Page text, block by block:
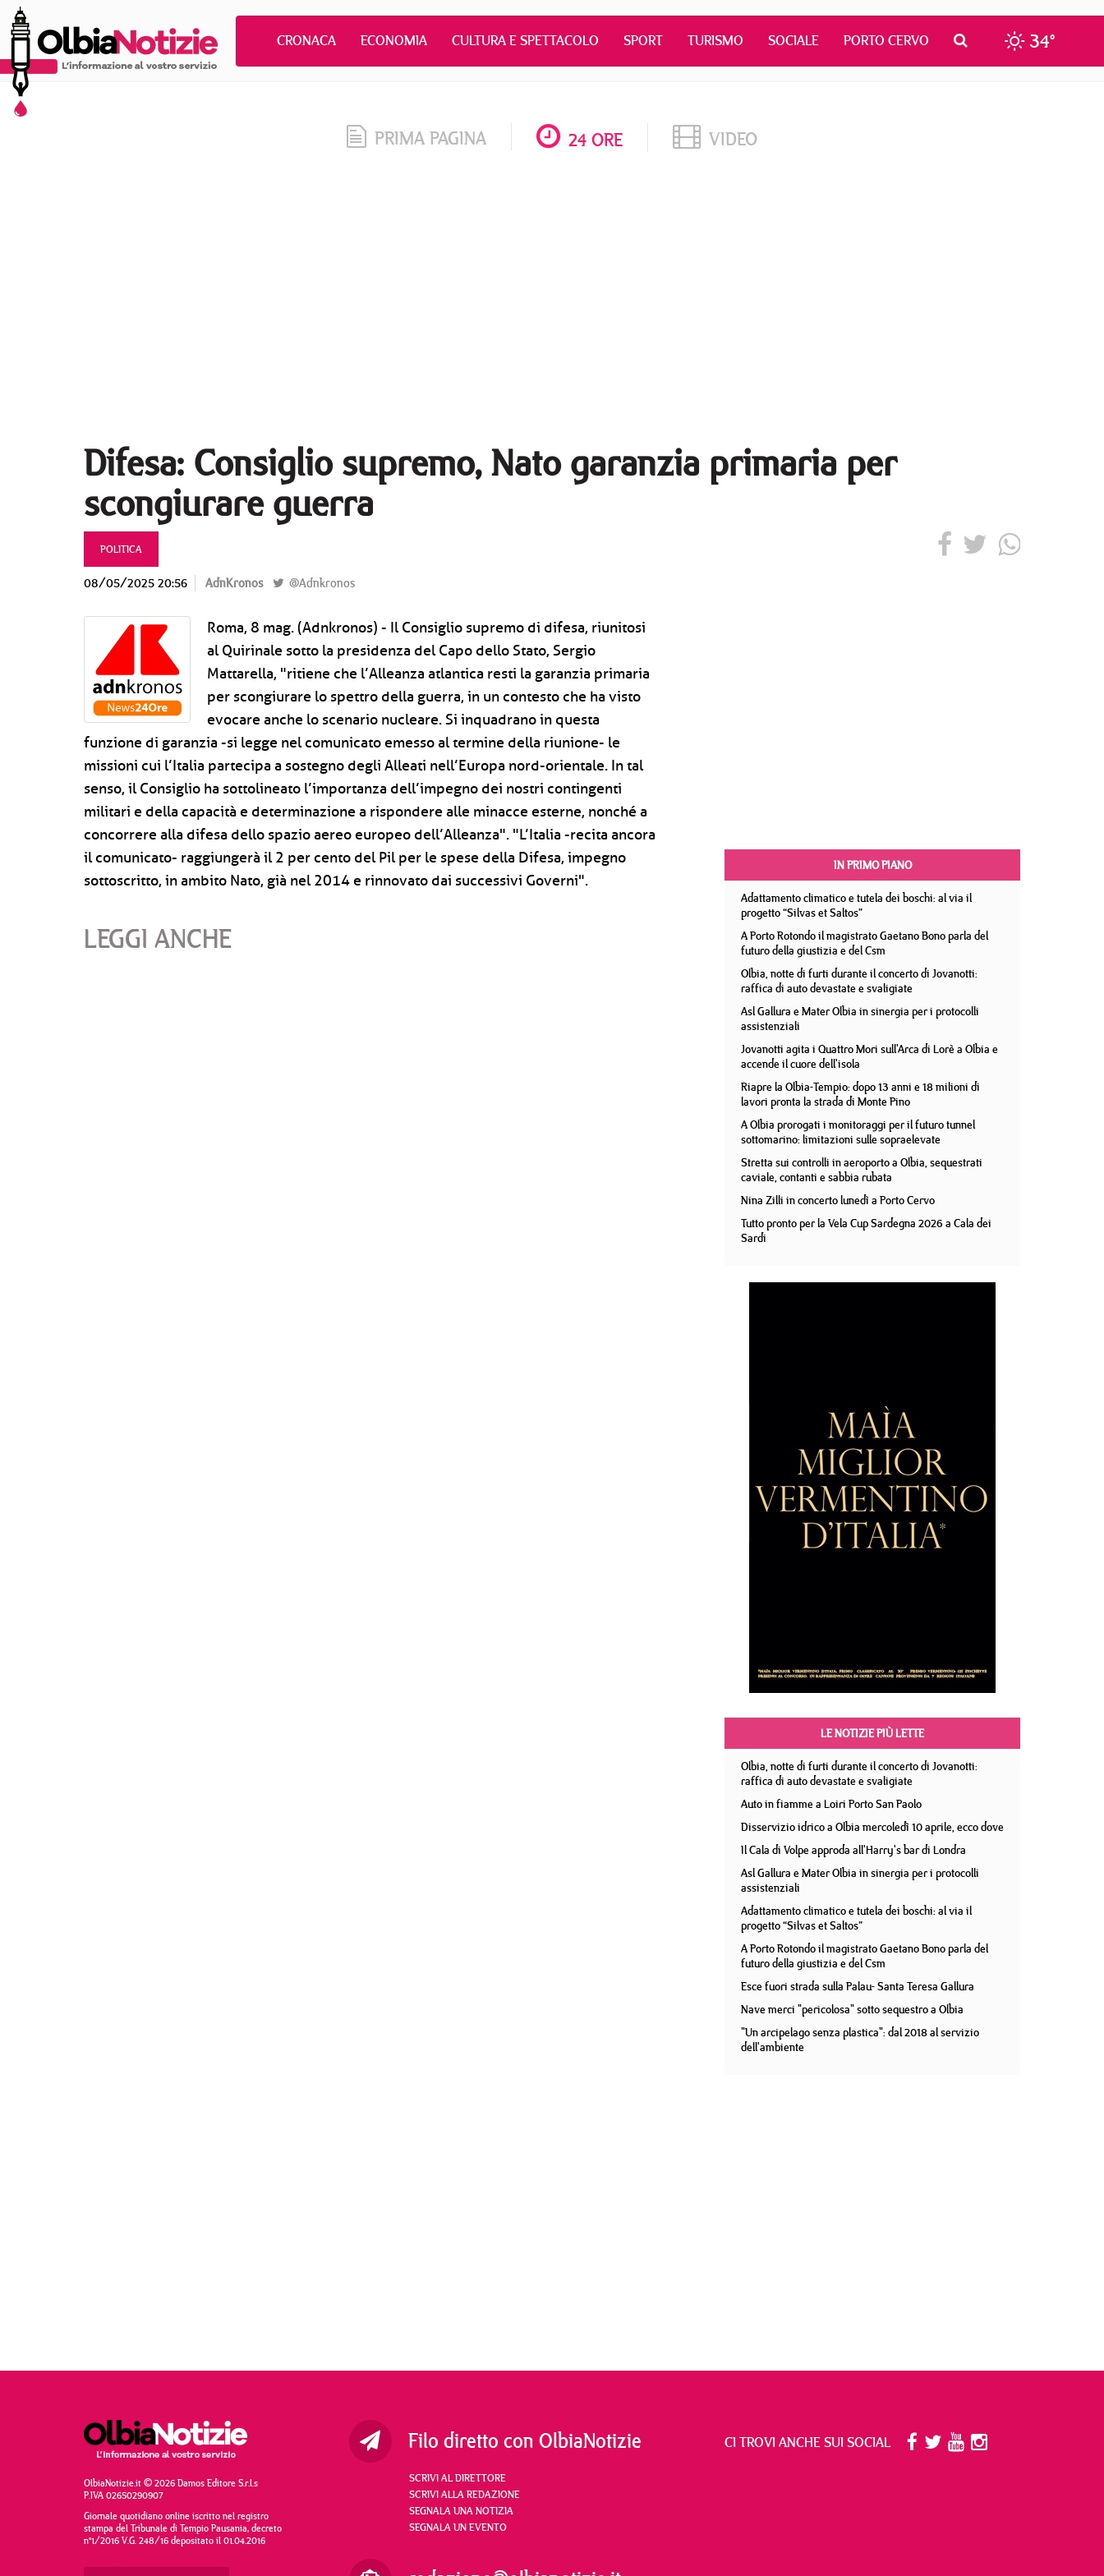
CRONACA ECONOMIA CULTURA E SPETTACOLO SPORT TURISMO SOCIALE PORTO CERVO 34°
PRIMA PAGINA 24 ORE VIDEO
Difesa: Consiglio supremo, Nato garanzia primaria per
scongiurare guerra
POLITICA
08/05/2025 20:56 AdnKronos @Adnkronos
Roma, 8 mag. (Adnkronos) - Il Consiglio supremo di difesa, riunitosi
al Quirinale sotto la presidenza del Capo dello Stato, Sergio
Mattarella, "ritiene che l’Alleanza atlantica resti la garanzia primaria
per scongiurare lo spettro della guerra, in un contesto che ha visto
evocare anche lo scenario nucleare. Si inquadrano in questa
funzione di garanzia -si legge nel comunicato emesso al termine della riunione- le
missioni cui l’Italia partecipa a sostegno degli Alleati nell’Europa nord-orientale. In tal
senso, il Consiglio ha sottolineato l’importanza dell’impegno dei nostri contingenti
militari e della capacità e determinazione a rispondere alle minacce esterne, nonché a
concorrere alla difesa dello spazio aereo europeo dell’Alleanza". "L’Italia -recita ancora
il comunicato- raggiungerà il 2 per cento del Pil per le spese della Difesa, impegno
sottoscritto, in ambito Nato, già nel 2014 e rinnovato dai successivi Governi".
LEGGI ANCHE
IN PRIMO PIANO
Adattamento climatico e tutela dei boschi: al via il
progetto “Silvas et Saltos”
A Porto Rotondo il magistrato Gaetano Bono parla del
futuro della giustizia e del Csm
Olbia, notte di furti durante il concerto di Jovanotti:
raffica di auto devastate e svaligiate
Asl Gallura e Mater Olbia in sinergia per i protocolli
assistenziali
Jovanotti agita i Quattro Mori sull'Arca di Lorè a Olbia e
accende il cuore dell'isola
Riapre la Olbia-Tempio: dopo 13 anni e 18 milioni di
lavori pronta la strada di Monte Pino
A Olbia prorogati i monitoraggi per il futuro tunnel
sottomarino: limitazioni sulle sopraelevate
Stretta sui controlli in aeroporto a Olbia, sequestrati
caviale, contanti e sabbia rubata
Nina Zilli in concerto lunedì a Porto Cervo
Tutto pronto per la Vela Cup Sardegna 2026 a Cala dei
Sardi
LE NOTIZIE PIÙ LETTE
Olbia, notte di furti durante il concerto di Jovanotti:
raffica di auto devastate e svaligiate
Auto in fiamme a Loiri Porto San Paolo
Disservizio idrico a Olbia mercoledì 10 aprile, ecco dove
Il Cala di Volpe approda all'Harry's bar di Londra
Asl Gallura e Mater Olbia in sinergia per i protocolli
assistenziali
Adattamento climatico e tutela dei boschi: al via il
progetto “Silvas et Saltos”
A Porto Rotondo il magistrato Gaetano Bono parla del
futuro della giustizia e del Csm
Esce fuori strada sulla Palau- Santa Teresa Gallura
Nave merci "pericolosa" sotto sequestro a Olbia
"Un arcipelago senza plastica": dal 2018 al servizio
dell'ambiente
OlbiaNotizie.it © 2026 Damos Editore S.r.l.s
P.IVA 02650290907
Giornale quotidiano online iscritto nel registro
stampa del Tribunale di Tempio Pausania, decreto
n°1/2016 V.G. 248/16 depositato il 01.04.2016
Filo diretto con OlbiaNotizie
SCRIVI AL DIRETTORE
SCRIVI ALLA REDAZIONE
SEGNALA UNA NOTIZIA
SEGNALA UN EVENTO
CI TROVI ANCHE SUI SOCIAL